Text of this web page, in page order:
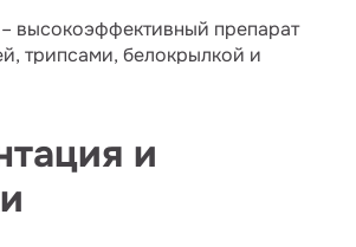
– высокоэффективный препарат
трипсами, белокрылкой и
и декоративных культурах
периодом защитного
30 дней. Эффект препарата
через несколько часов после
и